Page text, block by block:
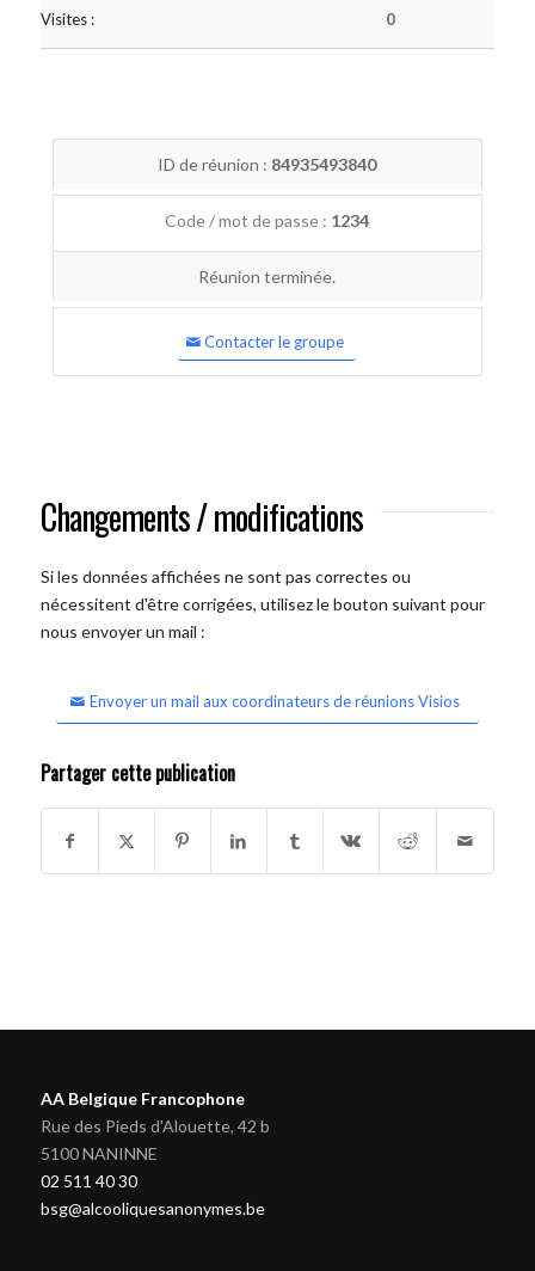
Visites : 0
ID de réunion : 84935493840
Code / mot de passe : 1234
Réunion terminée.
Contacter le groupe
Changements / modifications
Si les données affichées ne sont pas correctes ou
nécessitent d'être corrigées, utilisez le bouton suivant pour
nous envoyer un mail :
Envoyer un mail aux coordinateurs de réunions Visios
Partager cette publication
AA Belgique Francophone
Rue des Pieds d'Alouette, 42 b
5100 NANINNE
02 511 40 30
bsg@alcooliquesanonymes.be